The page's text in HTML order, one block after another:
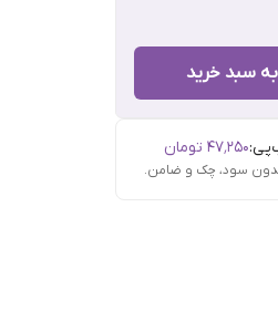
سبد خرید
۴۷٬۲۵۰ تومان